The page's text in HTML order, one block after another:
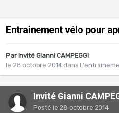
Entrainement vélo pour
Par Invité Gianni CAMPEGGI
le 28 octobre 2014 dans
Invité Gianni
Posté le 28 octobre 2014